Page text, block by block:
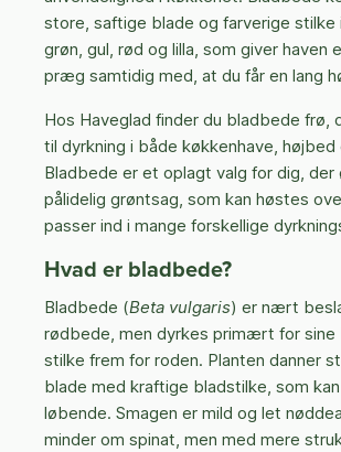
store, saftige blade og farverige stilke
grøn, gul, rød og lilla, som giver haven
præg samtidig med, at du får en lang
Hos Haveglad finder du bladbede frø,
til dyrkning i både køkkenhave, højbed
Bladbede er et oplagt valg for dig, der
pålidelig grøntsag, som kan høstes
passer ind i mange forskellige
Hvad er bladbede?
Bladbede (Beta vulgaris) er nært
rødbede, men dyrkes primært for sine
stilke frem for roden. Planten danner
blade med kraftige bladstilke, som
løbende. Smagen er mild og let
minder om spinat, men med mere